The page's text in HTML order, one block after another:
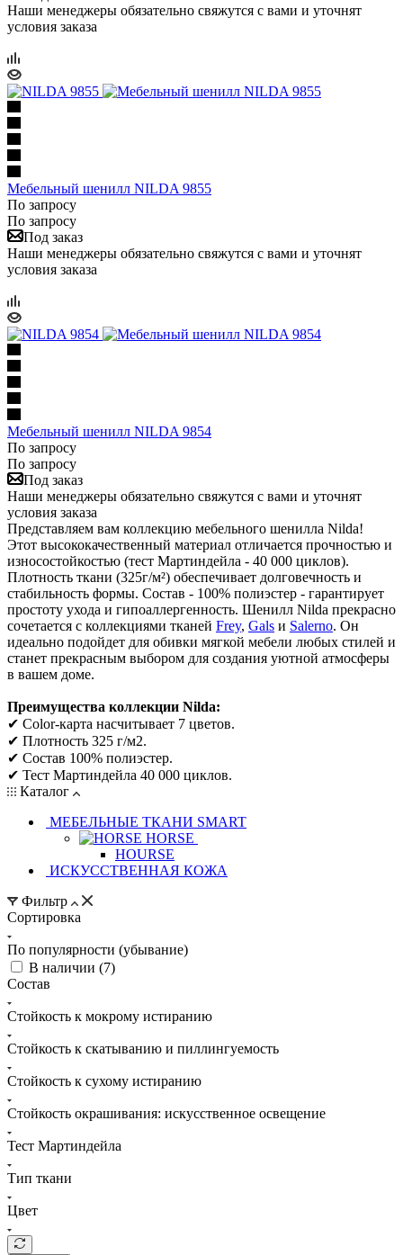
Наши менеджеры обязательно свяжутся с вами и уточнят
условия заказа
Мебельный шенилл NILDA 9855
По запросу
По запросу
Под заказ
Наши менеджеры обязательно свяжутся с вами и уточнят
условия заказа
Мебельный шенилл NILDA 9854
По запросу
По запросу
Под заказ
Наши менеджеры обязательно свяжутся с вами и уточнят
условия заказа
Представляем вам коллекцию мебельного шенилла Nilda!
Этот высококачественный материал отличается прочностью и
износостойкостью (тест Мартиндейла - 40 000 циклов).
Плотность ткани (325г/м²) обеспечивает долговечность и
стабильность формы. Состав - 100% полиэстер - гарантирует
простоту ухода и гипоаллергенность. Шенилл Nilda прекрасно
сочетается с коллекциями тканей Frey, Gals и Salerno. Он
идеально подойдет для обивки мягкой мебели любых стилей и
станет прекрасным выбором для создания уютной атмосферы
в вашем доме.
Преимущества коллекции Nilda:
✔ Color-карта насчитывает 7 цветов.
✔ Плотность 325 г/м2.
✔ Состав 100% полиэстер.
✔ Тест Мартиндейла 40 000 циклов.
Каталог
МЕБЕЛЬНЫЕ ТКАНИ SMART
HORSE
HOURSE
ИСКУССТВЕННАЯ КОЖА
Фильтр
Сортировка
По популярности (убывание)
В наличии (7)
Состав
Стойкость к мокрому истиранию
Стойкость к скатыванию и пиллингуемость
Стойкость к сухому истиранию
Стойкость окрашивания: искусственное освещение
Тест Мартиндейла
Тип ткани
Цвет